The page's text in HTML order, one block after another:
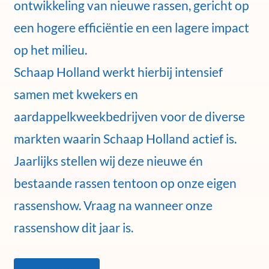
ontwikkeling van nieuwe rassen, gericht op
een hogere efficiëntie en een lagere impact
op het milieu.
Schaap Holland werkt hierbij intensief
samen met kwekers en
aardappelkweekbedrijven voor de diverse
markten waarin Schaap Holland actief is.
Jaarlijks stellen wij deze nieuwe én
bestaande rassen tentoon op onze eigen
rassenshow. Vraag na wanneer onze
rassenshow dit jaar is.